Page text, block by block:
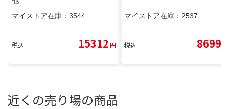
マイストア在庫： 3544
税込 15312円
マイストア在庫： 2537
税込 8699
近くの売り場の商品